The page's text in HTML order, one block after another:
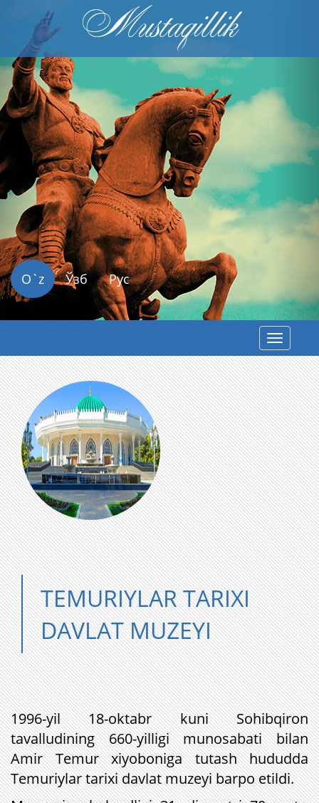
Mustaqillik
Previous
O`z Ўзб Рус
Toggle
TEMURIYLAR TARIXI
DAVLAT MUZEYI
1996-yil 18-oktabr kuni Sohibqiron
tavalludining 660-yilligi munosabati bilan
Amir Temur xiyoboniga tutash hududda
Temuriylar tarixi davlat muzeyi barpo etildi.